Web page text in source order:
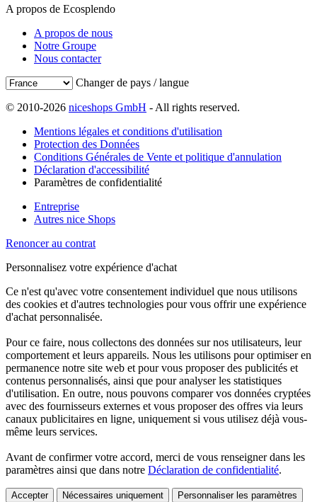
A propos de Ecosplendo
A propos de nous
Notre Groupe
Nous contacter
Changer de pays / langue
© 2010-2026 niceshops GmbH - All rights reserved.
Mentions légales et conditions d'utilisation
Protection des Données
Conditions Générales de Vente et politique d'annulation
Déclaration d'accessibilité
Paramètres de confidentialité
Entreprise
Autres nice Shops
Renoncer au contrat
Personnalisez votre expérience d'achat
Ce n'est qu'avec votre consentement individuel que nous utilisons
des cookies et d'autres technologies pour vous offrir une expérience
d'achat personnalisée.
Pour ce faire, nous collectons des données sur nos utilisateurs, leur
comportement et leurs appareils. Nous les utilisons pour optimiser en
permanence notre site web et pour vous proposer des publicités et
contenus personnalisés, ainsi que pour analyser les statistiques
d'utilisation. En outre, nous pouvons comparer vos données cryptées
avec des fournisseurs externes et vous proposer des offres via leurs
canaux publicitaires en ligne, uniquement si vous utilisez déjà vous-
même leurs services.
Avant de confirmer votre accord, merci de vous renseigner dans les
paramètres ainsi que dans notre Déclaration de confidentialité.
Accepter Nécessaires uniquement Personnaliser les paramètres